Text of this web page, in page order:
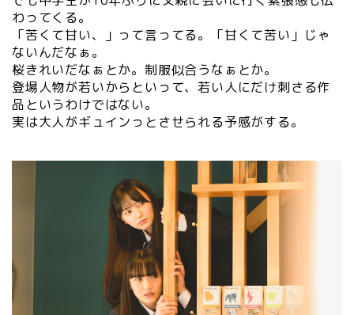
わってくる。
「苦くて甘い、」って言ってる。「甘くて苦い」じゃ
ないんだなぁ。
桜きれいだなぁとか。制服似合うなぁとか。
登場人物が若いからといって、若い人にだけ刺さる作
品というわけではない。
実は大人がギュインっとさせられる予感がする。